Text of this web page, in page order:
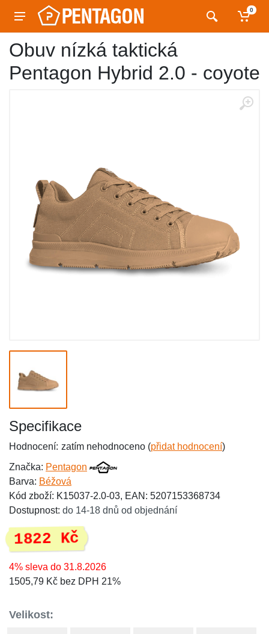
0
Obuv nízká taktická
Pentagon Hybrid 2.0 - coyote
Specifikace
Hodnocení: zatím nehodnoceno (přidat hodnocení)
Značka: Pentagon
Barva: Béžová
Kód zboží: K15037-2.0-03, EAN: 5207153368734
Dostupnost: do 14-18 dnů od objednání
1822 Kč
4% sleva do 31.8.2026
1505,79 Kč bez DPH 21%
Velikost: